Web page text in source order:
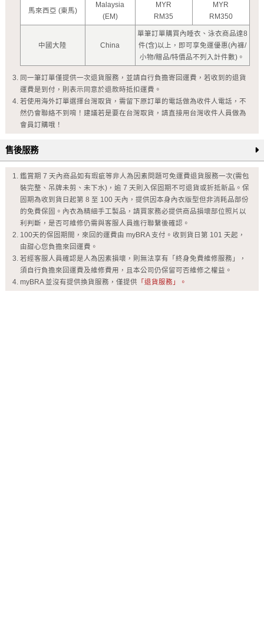
馬來西亞 (東馬)
Malaysia
(EM)
MYR
RM35
MYR
RM350
中國大陸 China
單筆訂單購買內睡衣、泳衣商品達8
件(含)以上，即可享免運優惠(內褲/
小物/贈品/特價品不列入計件數)。
同一筆訂單僅提供一次退貨服務，並請自行負擔寄回運費，若收到的退貨
運費是到付，則表示同意於退款時抵扣運費。
若使用海外訂單選擇台灣取貨，需留下原訂單的電話做為收件人電話，不
然仍會聯絡不到唷！建議若是要在台灣取貨，請直接用台灣收件人員做為
會員訂購哦！
售後服務
鑑賞期 7 天內商品如有瑕疵等非人為因素問題可免運費退貨服務一次(需包
裝完整、吊牌未剪、未下水)，逾 7 天則入保固期不可退貨或折抵新品。保
固期為收到貨日起第 8 至 100 天內，提供因本身內衣版型但非消耗品部份
的免費保固。內衣為精細手工製品，請買家務必提供商品損壞部位照片以
利判斷，是否可維修仍需與客服人員進行聯繫後確認。
100天的保固期間，來回的運費由 myBRA 支付。收到貨日第 101 天起，
由甜心您負擔來回運費。
若經客服人員確認是人為因素損壞，則無法享有「終身免費維修服務」，
須自行負擔來回運費及維修費用，且本公司仍保留可否維修之權益。
myBRA 並沒有提供換貨服務，僅提供 「退貨服務」。